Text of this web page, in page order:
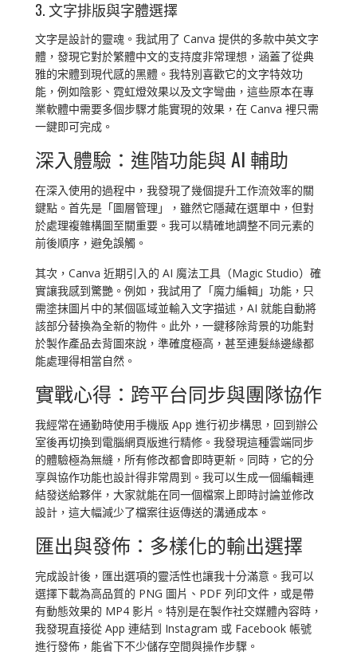
3. 文字排版與字體選擇
文字是設計的靈魂。我試用了 Canva 提供的多款中英文字
體，發現它對於繁體中文的支持度非常理想，涵蓋了從典
雅的宋體到現代感的黑體。我特別喜歡它的文字特效功
能，例如陰影、霓虹燈效果以及文字彎曲，這些原本在專
業軟體中需要多個步驟才能實現的效果，在 Canva 裡只需
一鍵即可完成。
深入體驗：進階功能與 AI 輔助
在深入使用的過程中，我發現了幾個提升工作流效率的關
鍵點。首先是「圖層管理」，雖然它隱藏在選單中，但對
於處理複雜構圖至關重要。我可以精確地調整不同元素的
前後順序，避免誤觸。
其次，Canva 近期引入的 AI 魔法工具（Magic Studio）確
實讓我感到驚艷。例如，我試用了「魔力編輯」功能，只
需塗抹圖片中的某個區域並輸入文字描述，AI 就能自動將
該部分替換為全新的物件。此外，一鍵移除背景的功能對
於製作產品去背圖來說，準確度極高，甚至連髮絲邊緣都
能處理得相當自然。
實戰心得：跨平台同步與團隊協作
我經常在通勤時使用手機版 App 進行初步構思，回到辦公
室後再切換到電腦網頁版進行精修。我發現這種雲端同步
的體驗極為無縫，所有修改都會即時更新。同時，它的分
享與協作功能也設計得非常周到。我可以生成一個編輯連
結發送給夥伴，大家就能在同一個檔案上即時討論並修改
設計，這大幅減少了檔案往返傳送的溝通成本。
匯出與發佈：多樣化的輸出選擇
完成設計後，匯出選項的靈活性也讓我十分滿意。我可以
選擇下載為高品質的 PNG 圖片、PDF 列印文件，或是帶
有動態效果的 MP4 影片。特別是在製作社交媒體內容時，
我發現直接從 App 連結到 Instagram 或 Facebook 帳號
進行發佈，能省下不少儲存空間與操作步驟。